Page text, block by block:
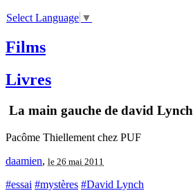
Select Language ▼
Films
Livres
La main gauche de david Lynch
Pacôme Thiellement chez PUF
daamien, le 26 mai 2011
#essai #mystères #David Lynch